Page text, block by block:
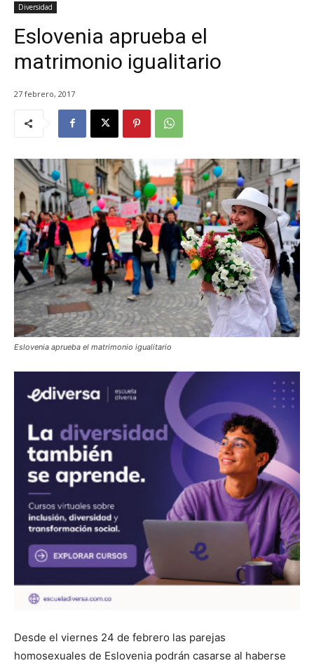
Diversidad
Eslovenia aprueba el
matrimonio igualitario
27 febrero, 2017
Eslovenia aprueba el matrimonio igualitario
Desde el viernes 24 de febrero las parejas
homosexuales de Eslovenia podrán casarse al haberse